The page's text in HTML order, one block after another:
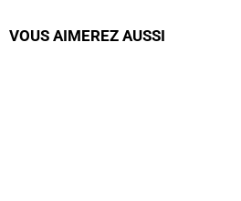
VOUS AIMEREZ AUSSI